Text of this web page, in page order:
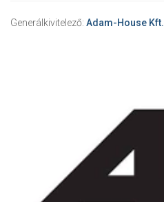
Generálkivitelező: Adam-House Kft.